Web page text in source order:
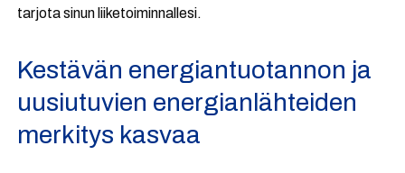
tarjota sinun liiketoiminnallesi.
Kestävän energiantuotannon ja
uusiutuvien energianlähteiden
merkitys kasvaa